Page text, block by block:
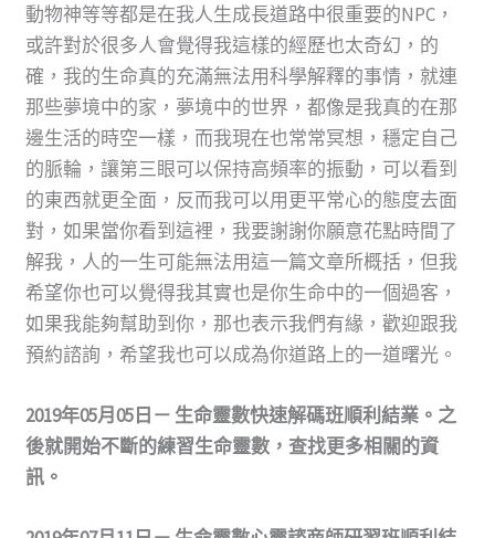
動物神等等都是在我人生成長道路中很重要的NPC，
或許對於很多人會覺得我這樣的經歷也太奇幻，的
確，我的生命真的充滿無法用科學解釋的事情，就連
那些夢境中的家，夢境中的世界，都像是我真的在那
邊生活的時空一樣，而我現在也常常冥想，穩定自己
的脈輪，讓第三眼可以保持高頻率的振動，可以看到
的東西就更全面，反而我可以用更平常心的態度去面
對，如果當你看到這裡，我要謝謝你願意花點時間了
解我，人的一生可能無法用這一篇文章所概括，但我
希望你也可以覺得我其實也是你生命中的一個過客，
如果我能夠幫助到你，那也表示我們有緣，歡迎跟我
預約諮詢，希望我也可以成為你道路上的一道曙光。
2019年05月05日－ 生命靈數快速解碼班順利結業。之
後就開始不斷的練習生命靈數，查找更多相關的資
訊。